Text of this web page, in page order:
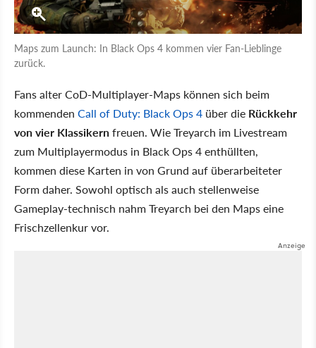
Maps zum Launch: In Black Ops 4 kommen vier Fan-Lieblinge
zurück.
Fans alter CoD-Multiplayer-Maps können sich beim
kommenden Call of Duty: Black Ops 4 über die Rückkehr
von vier Klassikernfreuen. Wie Treyarch im Livestream
zum Multiplayermodus in Black Ops 4 enthüllten,
kommen diese Karten in von Grund auf überarbeiteter
Form daher. Sowohl optisch als auch stellenweise
Gameplay-technisch nahm Treyarch bei den Maps eine
Frischzellenkur vor.